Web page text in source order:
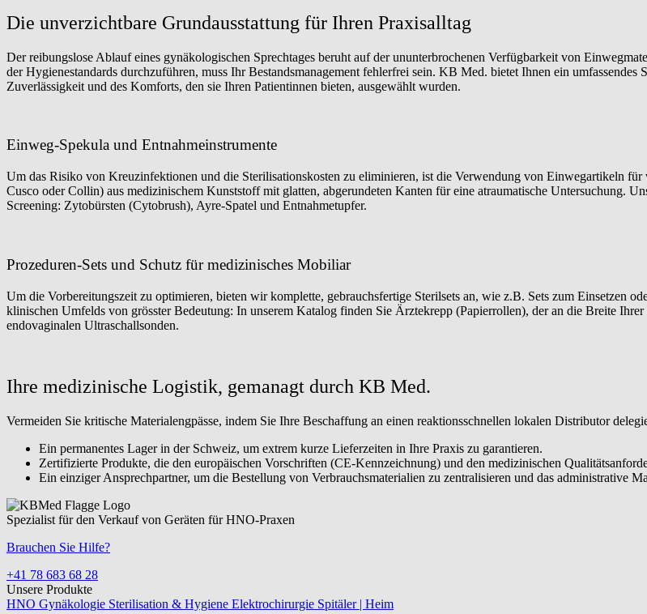
Die unverzichtbare Grundausstattung für Ihren Praxisalltag
Der reibungslose Ablauf eines gynäkologischen Sprechtages beruht auf der ununterbrochenen Verfügbarkeit von
der Hygienestandards durchzuführen, muss Ihr Bestandsmanagement fehlerfrei sein. KB Med. bietet Ihnen ein
Zuverlässigkeit und des Komforts, den sie Ihren Patientinnen bieten, ausgewählt wurden.
Einweg-Spekula und Entnahmeinstrumente
Um das Risiko von Kreuzinfektionen und die Sterilisationskosten zu eliminieren, ist die Verwendung von Einwegartikeln
Cusco oder Collin) aus medizinischem Kunststoff mit glatten, abgerundeten Kanten für eine atraumatische Untersuchung.
Screening: Zytobürsten (Cytobrush), Ayre-Spatel und Entnahmetupfer.
Prozeduren-Sets und Schutz für medizinisches Mobiliar
Um die Vorbereitungszeit zu optimieren, bieten wir komplette, gebrauchsfertige Sterilsets an, wie z.B. Sets zum Einsetzen
klinischen Umfelds von grösster Bedeutung: In unserem Katalog finden Sie Ärztekrepp (Papierrollen), der an die Breite
endovaginalen Ultraschallsonden.
Ihre medizinische Logistik, gemanagt durch KB Med.
Vermeiden Sie kritische Materialengpässe, indem Sie Ihre Beschaffung an einen reaktionsschnellen lokalen Distributor
Ein permanentes Lager in der Schweiz, um extrem kurze Lieferzeiten in Ihre Praxis zu garantieren.
Zertifizierte Produkte, die den europäischen Vorschriften (CE-Kennzeichnung) und den medizinischen
Ein einziger Ansprechpartner, um die Bestellung von Verbrauchsmaterialien zu zentralisieren und das administrative
Spezialist für den Verkauf von Geräten für HNO-Praxen
Brauchen Sie Hilfe?
+41 78 683 68 28
Unsere Produkte
HNO Gynäkologie Sterilisation & Hygiene Elektrochirurgie Spitäler | Heim